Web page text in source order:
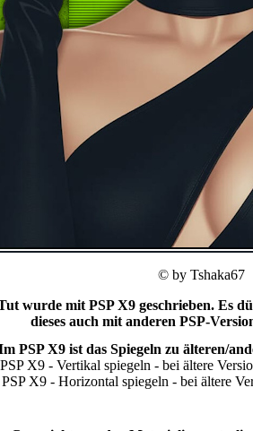
© by Tshaka67
wurde mit PSP X9 geschrieben. Es
dieses auch mit anderen PSP-
PSP X9 ist das Spiegeln zu älteren/
PSP X9 - Vertikal spiegeln - bei ältere
PSP X9 - Horizontal spiegeln - bei ältere